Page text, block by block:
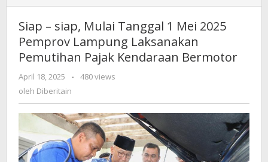
-
siap,
Mulai
1
Lampung
Pajak
Siap – siap, Mulai Tanggal 1 Mei 2025
Pemprov Lampung Laksanakan
Pemutihan Pajak Kendaraan Bermotor
April 18, 2025
oleh
-
480 views
oleh Diberitain